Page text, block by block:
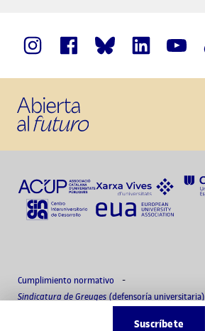
Suscríbete
Cumplimiento normativo
Sindicatura de Greuges (defensoría universitaria)